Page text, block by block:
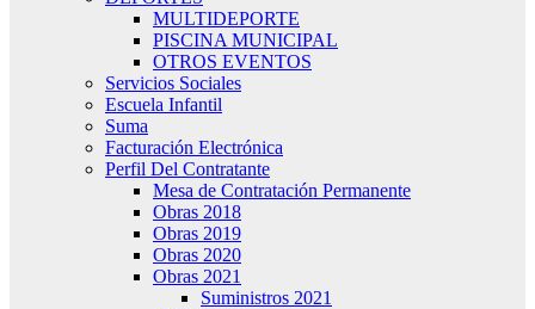
MULTIDEPORTE
PISCINA MUNICIPAL
OTROS EVENTOS
Servicios Sociales
Escuela Infantil
Suma
Facturación Electrónica
Perfil Del Contratante
Mesa de Contratación Permanente
Obras 2018
Obras 2019
Obras 2020
Obras 2021
Suministros 2021